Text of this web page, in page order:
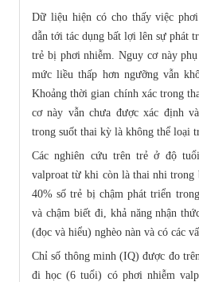
Dữ liệu hiện có cho thấy việc
dẫn tới tác dụng bất lợi lên sự phát
trẻ bị phơi nhiễm. Nguy cơ này
mức liều thấp hơn ngưỡng vẫn
Khoảng thời gian chính xác trong
cơ này vẫn chưa được xác định
trong suốt thai kỳ là không thể loại
Các nghiên cứu trên trẻ ở độ
valproat từ khi còn là thai nhi trong
40% số trẻ bị chậm phát triển
và chậm biết đi, khả năng nhận
(đọc và hiểu) nghèo nàn và có các
Chỉ số thông minh (IQ) được đo
đi học (6 tuổi) có phơi nhiễm